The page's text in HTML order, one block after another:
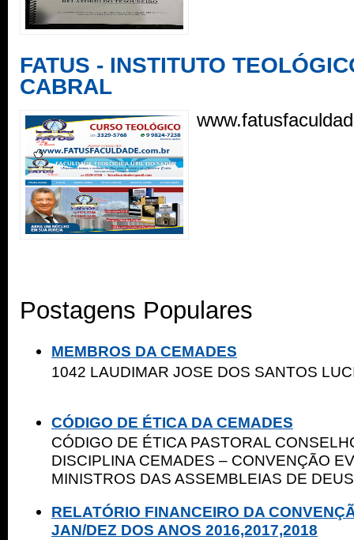
FATUS - INSTITUTO
CABRAL
Postagens Populares
MEMBROS DA CEMADES
1042 LAUDIMAR JOSE DOS
CÓDIGO DE ÉTICA DA CEMADES
CÓDIGO DE ÉTICA PASTORAL
DISCIPLINA CEMADES – CONVENÇÃO
MINISTROS DAS ASSEMBLEIAS DE
RELATÓRIO FINANCEIRO DA
JAN/DEZ DOS ANOS 2016,2017,2018